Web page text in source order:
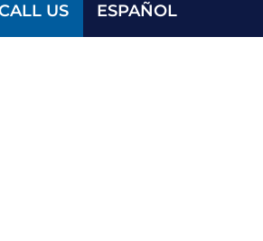
US ESPAÑOL